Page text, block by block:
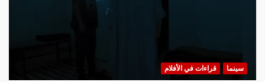
سينما قراءات في الأفلام